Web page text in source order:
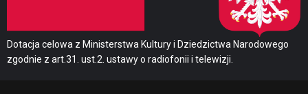
Dotacja celowa z Ministerstwa Kultury i Dziedzictwa Narodowego
zgodnie z art.31. ust.2. ustawy o radiofonii i telewizji.